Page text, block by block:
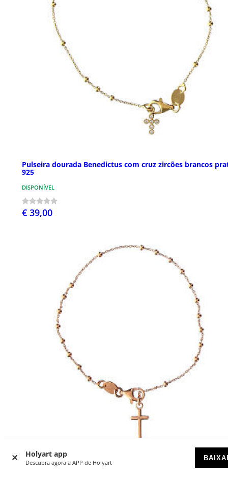
Holyart app
Descubra agora a APP de Holyart
Pulseira dourada Benedictus com cruz zircões brancos
925
DISPONÍVEL
€ 39,00
Pulseira Benedictus com berloque cruz rosê prata 925